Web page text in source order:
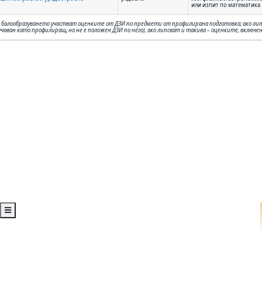
или изпит по математика
балообразуването участват оценките от ДЗИ по предмети от профилирана подготовка; ако
като профилиращ, но не е положен ДЗИ по него), ако липсват и такива – оценките,